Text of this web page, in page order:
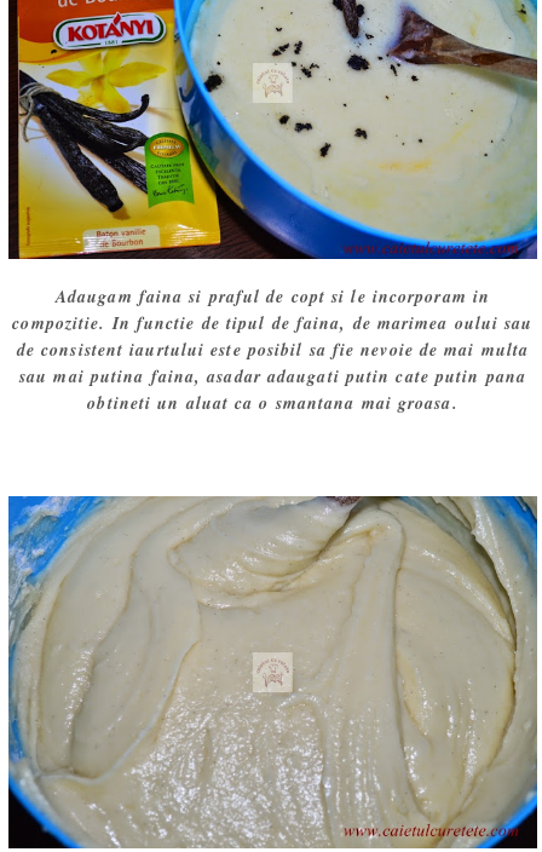
Adaugam faina si praful de copt si le incorporam in
compozitie. In functie de tipul de faina, de marimea oului sau
de consistent iaurtului este posibil sa fie nevoie de mai multa
sau mai putina faina, asadar adaugati putin cate putin pana
obtineti un aluat ca o smantana mai groasa.